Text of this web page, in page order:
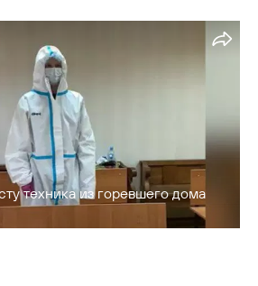
техника из горевшего дома